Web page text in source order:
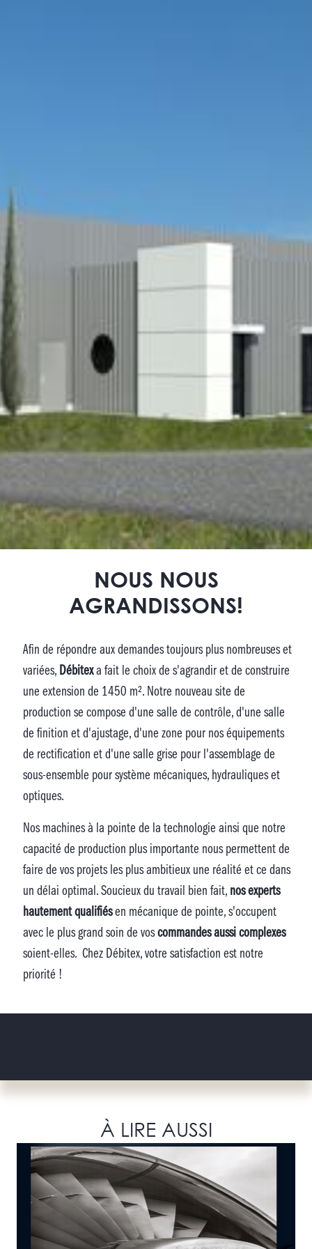
NOUS NOUS
AGRANDISSONS!
Afin de répondre aux demandes toujours plus nombreuses et
variées, Débitexa fait le choix de s'agrandir et de construire
une extension de 1450 m². Notre nouveau site de
production se compose d'une salle de contrôle, d'une salle
de finition et d'ajustage, d'une zone pour nos équipements
de rectification et d'une salle grise pour l'assemblage de
sous-ensemble pour système mécaniques, hydrauliques et
optiques.
Nos machines à la pointe de la technologie ainsi que notre
capacité de production plus importante nous permettent de
faire de vos projets les plus ambitieux une réalité et ce dans
un délai optimal. Soucieux du travail bien fait, nos experts
hautement qualifiésen mécanique de pointe, s'occupent
avec le plus grand soin de voscommandes aussi complexes
soient-elles. Chez Débitex, votre satisfaction est notre
priorité !
À LIRE AUSSI